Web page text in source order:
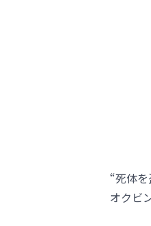
“死体
オクビ